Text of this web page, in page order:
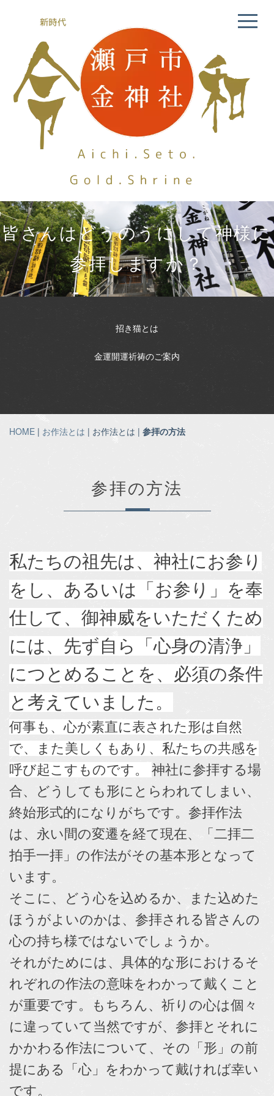
皆さんはどうのうにして神様に
参拝しますか？
招き猫とは
金運開運祈祷のご案内
HOME | お作法とは | お作法とは | 参拝の方法
参拝の方法
私たちの祖先は、神社にお参り
をし、あるいは「お参り」を奉
仕して、御神威をいただくため
には、先ず自ら「心身の清浄」
につとめることを、必須の条件
と考えていました。
何事も、心が素直に表された形は自然
で、また美しくもあり、私たちの共感を
呼び起こすものです。 神社に参拝する場
合、どうしても形にとらわれてしまい、
終始形式的になりがちです。参拝作法
は、永い間の変遷を経て現在、「二拝二
拍手一拝」の作法がその基本形となって
います。
そこに、どう心を込めるか、また込めた
ほうがよいのかは、参拝される皆さんの
心の持ち様ではないでしょうか。
それがためには、具体的な形におけるそ
れぞれの作法の意味をわかって戴くこと
が重要です。もちろん、祈りの心は個々
に違っていて当然ですが、参拝とそれに
かかわる作法について、その「形」の前
提にある「心」をわかって戴ければ幸い
です。